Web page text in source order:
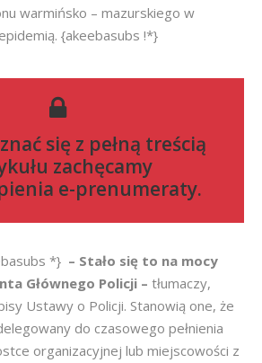
warmińsko – mazurskiego w
{akeebasubs !*}
się z pełną treścią
zachęcamy
e-prenumeraty.
*} – Stało się to na mocy
Głównego Policji – tłumaczy,
Ustawy o Policji. Stanowią one, że
do czasowego pełnienia
organizacyjnej lub miejscowości z